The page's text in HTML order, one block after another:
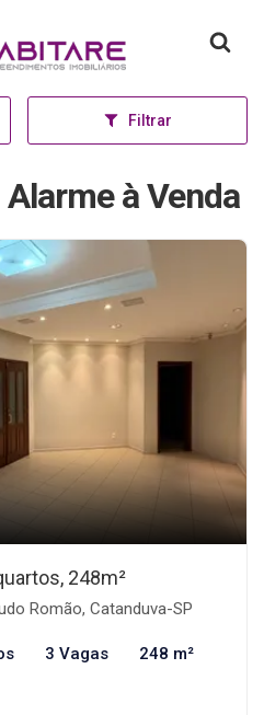
Filtrar
à Venda
248m²
Romão, Catanduva-SP
3 Vagas 248 m²